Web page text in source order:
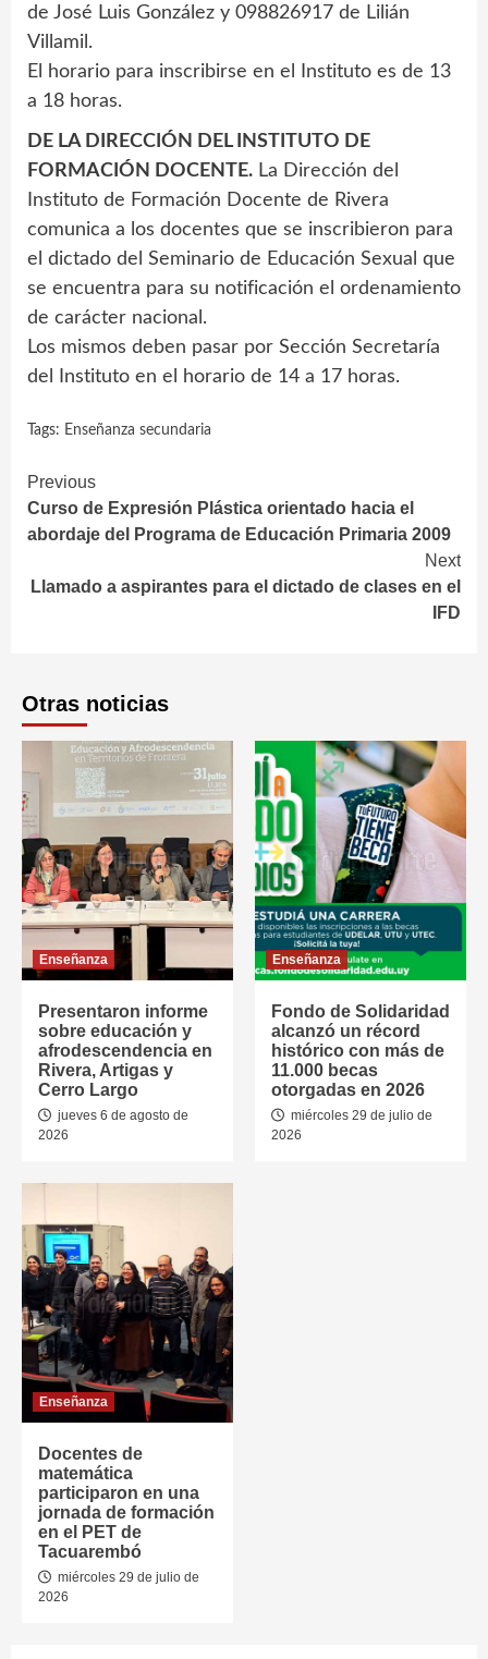
de José Luis González y 098826917 de Lilián
Villamil.
El horario para inscribirse en el Instituto es de 13
a 18 horas.
DE LA DIRECCIÓN DEL INSTITUTO DE
FORMACIÓN DOCENTE. La Dirección del
Instituto de Formación Docente de Rivera
comunica a los docentes que se inscribieron para
el dictado del Seminario de Educación Sexual que
se encuentra para su notificación el ordenamiento
de carácter nacional.
Los mismos deben pasar por Sección Secretaría
del Instituto en el horario de 14 a 17 horas.
Tags: Enseñanza secundaria
Continue
Reading
Previous
Curso de Expresión Plástica orientado hacia el
abordaje del Programa de Educación Primaria 2009
Next
Llamado a aspirantes para el dictado de clases en el
IFD
Otras noticias
Enseñanza
Presentaron informe
sobre educación y
afrodescendencia en
Rivera, Artigas y
Cerro Largo
jueves 6 de agosto de
2026
Enseñanza
Fondo de Solidaridad
alcanzó un récord
histórico con más de
11.000 becas
otorgadas en 2026
miércoles 29 de julio de
2026
Enseñanza
Docentes de
matemática
participaron en una
jornada de formación
en el PET de
Tacuarembó
miércoles 29 de julio de
2026